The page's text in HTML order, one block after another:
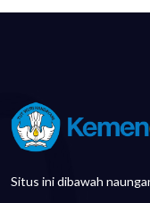
Situs ini dibawah